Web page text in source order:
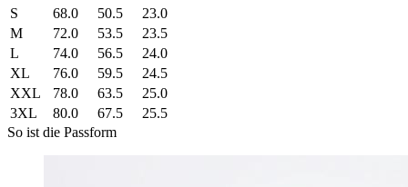
S
68.0 50.5
23.0
M
72.0 53.5
23.5
L
74.0 56.5
24.0
XL
76.0 59.5
24.5
XXL
78.0 63.5
25.0
3XL
80.0 67.5
25.5
So ist die Passform